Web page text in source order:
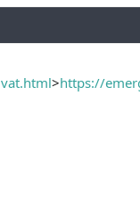
>https://